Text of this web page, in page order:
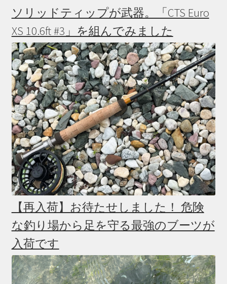
ソリッドティップが武器。「CTS Euro
XS 10.6ft #3」を組んでみました
【再入荷】お待たせしました！ 危険
な釣り場から足を守る最強のブーツが
入荷です